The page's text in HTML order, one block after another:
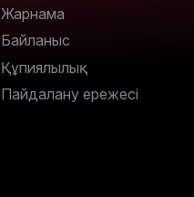
Жарнама
Байланыс
Құпиялылық
Пайдалану ережесі